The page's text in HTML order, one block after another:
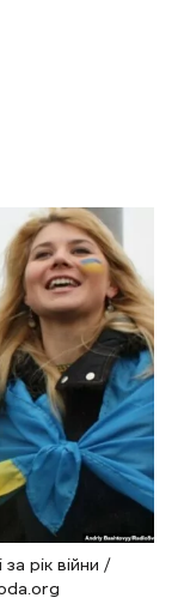
рік війни /